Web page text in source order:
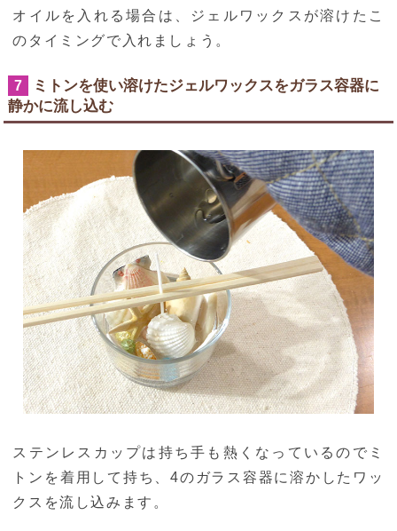
オイルを入れる場合は、ジェルワックスが溶けたこ
のタイミングで入れましょう。
7
ミトンを使い溶けたジェルワックスをガラス容器に
静かに流し込む
ステンレスカップは持ち手も熱くなっているのでミ
トンを着用して持ち、4のガラス容器に溶かしたワッ
クスを流し込みます。